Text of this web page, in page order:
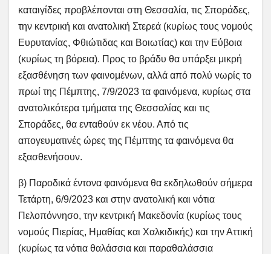
καταιγίδες προβλέπονται στη Θεσσαλία, τις Σποράδες,
την κεντρική και ανατολική Στερεά (κυρίως τους νομούς
Ευρυτανίας, Φθιώτιδας και Βοιωτίας) και την Εύβοια
(κυρίως τη βόρεια). Προς το βράδυ θα υπάρξει μικρή
εξασθένηση των φαινομένων, αλλά από πολύ νωρίς το
πρωί της Πέμπτης, 7/9/2023 τα φαινόμενα, κυρίως στα
ανατολικότερα τμήματα της Θεσσαλίας και τις
Σποράδες, θα ενταθούν εκ νέου. Από τις
απογευματινές ώρες της Πέμπτης τα φαινόμενα θα
εξασθενήσουν.
β) Παροδικά έντονα φαινόμενα θα εκδηλωθούν σήμερα
Τετάρτη, 6/9/2023 και στην ανατολική και νότια
Πελοπόννησο, την κεντρική Μακεδονία (κυρίως τους
νομούς Πιερίας, Ημαθίας και Χαλκιδικής) και την Αττική
(κυρίως τα νότια θαλάσσια και παραθαλάσσια